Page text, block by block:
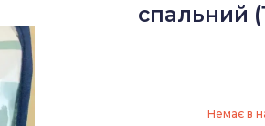
спальний
Немає в